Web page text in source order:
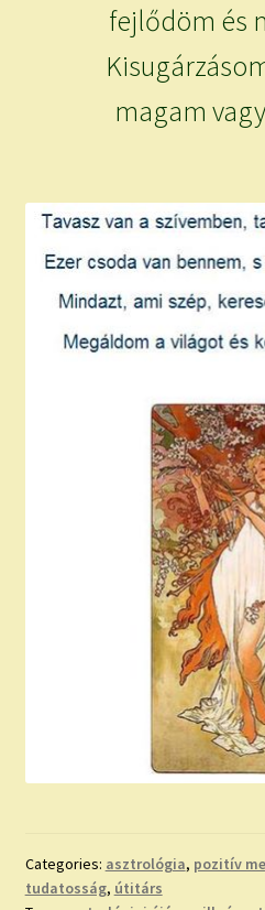
fejlődöm és
magam
Categories: asztrológia, pozitív
tudatosság, útitárs